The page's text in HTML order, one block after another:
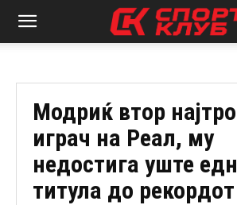
Модриќ втор
играч на Реал, му
недостига уште
титула до рекордот